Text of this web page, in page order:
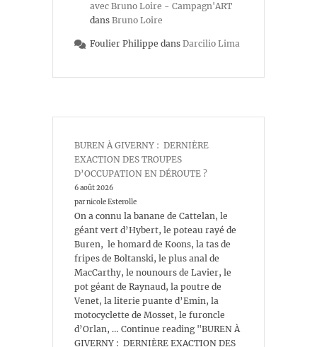
avec Bruno Loire - Campagn'ART
dans Bruno Loire
Foulier Philippe dans Darcilio Lima
BUREN À GIVERNY : DERNIÈRE
EXACTION DES TROUPES
D’OCCUPATION EN DÉROUTE ?
6 août 2026
par nicole Esterolle
On a connu la banane de Cattelan, le
géant vert d’Hybert, le poteau rayé de
Buren, le homard de Koons, la tas de
fripes de Boltanski, le plus anal de
MacCarthy, le nounours de Lavier, le
pot géant de Raynaud, la poutre de
Venet, la literie puante d’Emin, la
motocyclette de Mosset, le furoncle
d’Orlan, … Continue reading "BUREN À
GIVERNY : DERNIÈRE EXACTION DES